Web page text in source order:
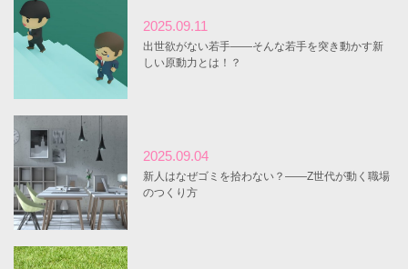
2025.09.11
出世欲がない若手――そんな若手を突き動かす新
しい原動力とは！？
2025.09.04
新人はなぜゴミを拾わない？――Z世代が動く職場
のつくり方